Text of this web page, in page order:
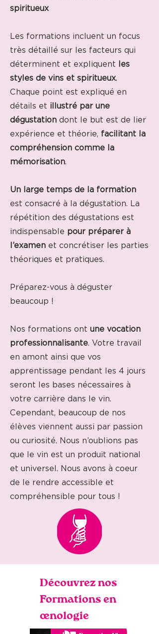
spiritueux
Les formations incluent un focus
très détaillé sur les facteurs qui
déterminent et expliquent les
styles de vins et spiritueux.
Chaque point est expliqué en
détails et illustré par une
dégustation dont le but est de lier
expérience et théorie, facilitant la
compréhension comme la
mémorisation.
Un large temps de la formation
est consacré à la dégustation. La
répétition des dégustations est
indispensable pour préparer à
l’examen et concrétiser les parties
théoriques et pratiques.
Préparez-vous à déguster
beaucoup !
Nos formations ont une vocation
professionnalisante. Votre travail
en amont ainsi que vos
apprentissage pendant les 4 jours
seront les bases nécessaires à
votre carrière dans le vin.
Cependant, beaucoup de nos
élèves viennent aussi par passion
ou curiosité. Nous n’oublions pas
que le vin est un produit national
et universel. Nous avons à coeur
de le rendre accessible et
compréhensible pour tous !
Découvrez nos
Formations en
œnologie